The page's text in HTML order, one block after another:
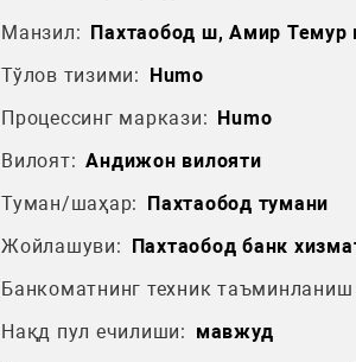
Манзил: Пахтаобод ш, Амир Темур
Тўлов тизими: Humo
Процессинг маркази: Humo
Вилоят: Андижон вилояти
Туман/шаҳар: Пахтаобод тумани
Жойлашуви: Пахтаобод банк
Банкоматнинг техник
Нақд пул ечилиши: мавжуд